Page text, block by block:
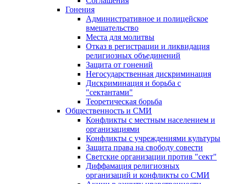
Гонения
Административное и полицейское
вмешательство
Места для молитвы
Отказ в регистрации и ликвидация
религиозных объединений
Защита от гонений
Негосударственная дискриминация
Дискриминация и борьба с
"сектантами"
Теоретическая борьба
Общественность и СМИ
Конфликты с местным населением и
организациями
Конфликты с учреждениями культуры
Защита права на свободу совести
Светские организации против "сект"
Диффамация религиозных
организаций и конфликты со СМИ